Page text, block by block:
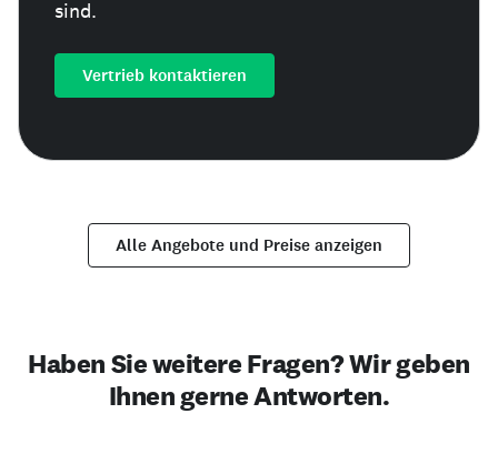
sind.
Vertrieb kontaktieren
Alle Angebote und Preise anzeigen
Haben Sie weitere Fragen? Wir geben
Ihnen gerne Antworten.